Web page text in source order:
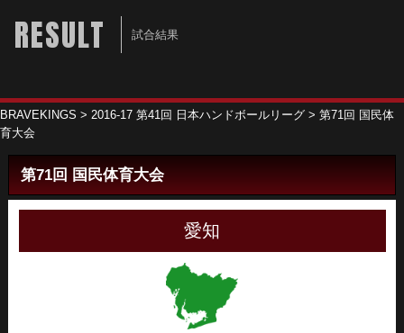
RESULT 試合結果
BRAVEKINGS > 2016-17 第41回 日本ハンドボールリーグ > 第71回 国民体
育大会
第71回 国民体育大会
愛知